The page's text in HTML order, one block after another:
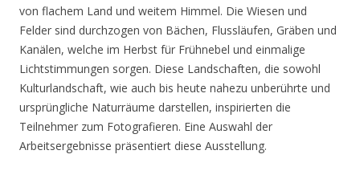
von flachem Land und weitem Himmel. Die Wiesen und
Felder sind durchzogen von Bächen, Flussläufen, Gräben und
Kanälen, welche im Herbst für Frühnebel und einmalige
Lichtstimmungen sorgen. Diese Landschaften, die sowohl
Kulturlandschaft, wie auch bis heute nahezu unberührte und
ursprüngliche Naturräume darstellen, inspirierten die
Teilnehmer zum Fotografieren. Eine Auswahl der
Arbeitsergebnisse präsentiert diese Ausstellung.